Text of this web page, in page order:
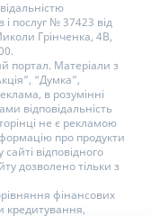
послуг № 37423 від
Грінченка, 4В,
портал. Матеріали з
“Думка”,
в розумінні
відповідальність
не є рекламою
про продукти
відповідного
дозволено тільки з
фінансових
кредитування,